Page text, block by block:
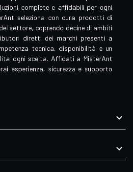
complete e affidabili per ogni
seleziona con cura prodotti di
settore, coprendo decine di ambiti
diretti dei marchi presenti a
tecnica, disponibilità e un
ogni scelta. Affidati a MisterAnt
esperienza, sicurezza e supporto

